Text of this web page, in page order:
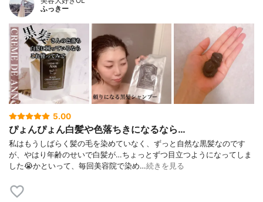
ふっきー
5.00
ぴょんぴょん白髪や色落ちきになるなら…
私はもうしばらく髪の毛を染めていなく、ずっと自然な黒髪なのです
が、やはり年齢のせいで白髪が…ちょっとずつ目立つようになってしま
した😭かといって、毎回美容院で染め…続きを見る